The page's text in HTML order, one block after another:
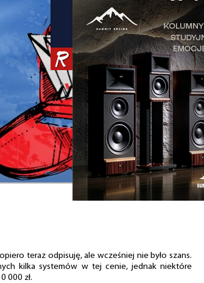
teraz odpisuję, ale wcześniej nie było szans.
kilka systemów w tej cenie, jednak niektóre
000 zł.